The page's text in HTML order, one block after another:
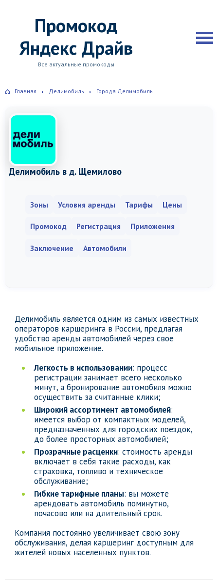
Промокод
Яндекс Драйв
Все актуальные промокоды
Главная Делимобиль Города Делимобиль
Делимобиль в д. Щемилово
Зоны Условия аренды Тарифы Цены
Промокод Регистрация Приложения
Заключение Автомобили
Делимобиль является одним из самых известных
операторов каршеринга в России, предлагая
удобство аренды автомобилей через свое
мобильное приложение.
Легкость в использовании: процесс
регистрации занимает всего несколько
минут, а бронирование автомобиля можно
осуществить за считанные клики;
Широкий ассортимент автомобилей:
имеется выбор от компактных моделей,
предназначенных для городских поездок,
до более просторных автомобилей;
Прозрачные расценки: стоимость аренды
включает в себя такие расходы, как
страховка, топливо и техническое
обслуживание;
Гибкие тарифные планы: вы можете
арендовать автомобиль поминутно,
почасово или на длительный срок.
Компания постоянно увеличивает свою зону
обслуживания, делая каршеринг доступным для
жителей новых населенных пунктов.